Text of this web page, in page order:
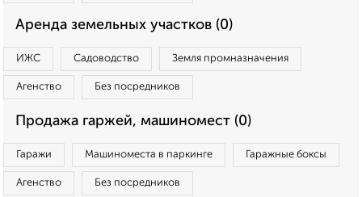
Аренда земельных участков (0)
ИЖС Садоводство Земля промназначения
Агенство Без посредников
Продажа гаржей, машиномест (0)
Гаражи Машиноместа в паркинге Гаражные боксы
Агенство Без посредников